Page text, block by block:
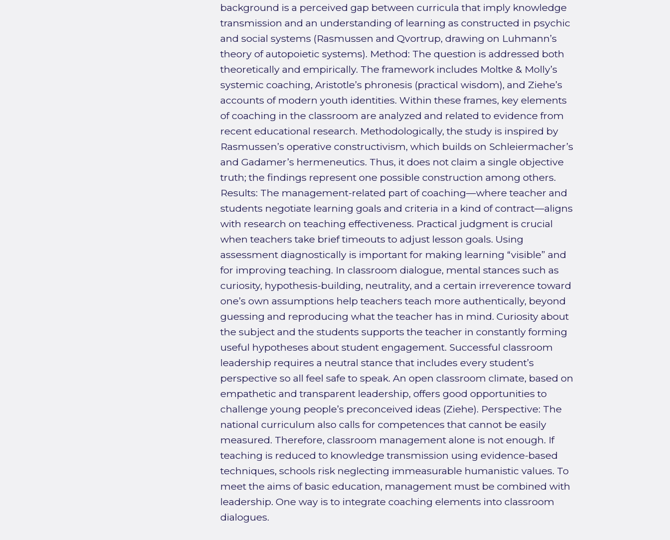
background is a perceived gap between curricula that imply knowledge
transmission and an understanding of learning as constructed in psychic
and social systems (Rasmussen and Qvortrup, drawing on Luhmann’s
theory of autopoietic systems). Method: The question is addressed both
theoretically and empirically. The framework includes Moltke & Molly’s
systemic coaching, Aristotle’s phronesis (practical wisdom), and Ziehe’s
accounts of modern youth identities. Within these frames, key elements
of coaching in the classroom are analyzed and related to evidence from
recent educational research. Methodologically, the study is inspired by
Rasmussen’s operative constructivism, which builds on Schleiermacher’s
and Gadamer’s hermeneutics. Thus, it does not claim a single objective
truth; the findings represent one possible construction among others.
Results: The management-related part of coaching—where teacher and
students negotiate learning goals and criteria in a kind of contract—aligns
with research on teaching effectiveness. Practical judgment is crucial
when teachers take brief timeouts to adjust lesson goals. Using
assessment diagnostically is important for making learning “visible” and
for improving teaching. In classroom dialogue, mental stances such as
curiosity, hypothesis-building, neutrality, and a certain irreverence toward
one’s own assumptions help teachers teach more authentically, beyond
guessing and reproducing what the teacher has in mind. Curiosity about
the subject and the students supports the teacher in constantly forming
useful hypotheses about student engagement. Successful classroom
leadership requires a neutral stance that includes every student’s
perspective so all feel safe to speak. An open classroom climate, based on
empathetic and transparent leadership, offers good opportunities to
challenge young people’s preconceived ideas (Ziehe). Perspective: The
national curriculum also calls for competences that cannot be easily
measured. Therefore, classroom management alone is not enough. If
teaching is reduced to knowledge transmission using evidence-based
techniques, schools risk neglecting immeasurable humanistic values. To
meet the aims of basic education, management must be combined with
leadership. One way is to integrate coaching elements into classroom
dialogues.